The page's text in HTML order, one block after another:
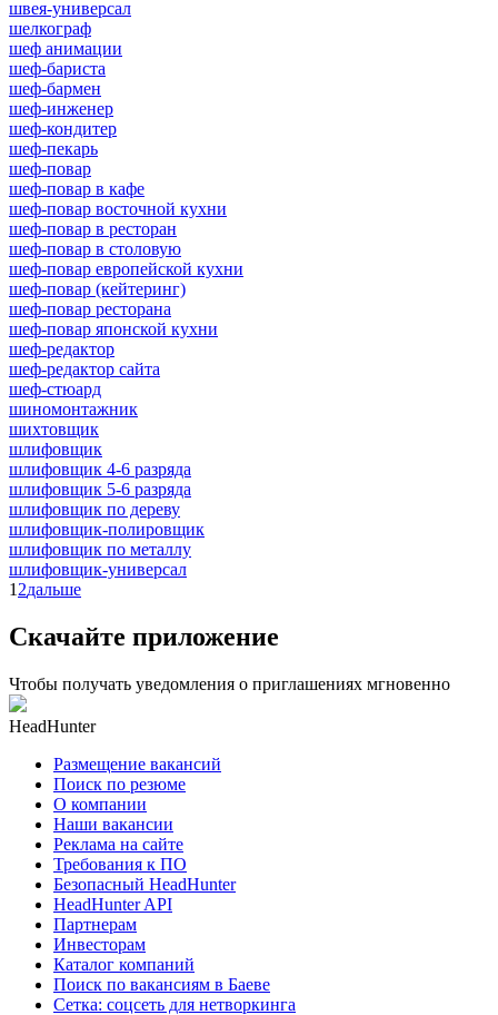
швея-универсал
шелкограф
шеф анимации
шеф-бариста
шеф-бармен
шеф-инженер
шеф-кондитер
шеф-пекарь
шеф-повар
шеф-повар в кафе
шеф-повар восточной кухни
шеф-повар в ресторан
шеф-повар в столовую
шеф-повар европейской кухни
шеф-повар (кейтеринг)
шеф-повар ресторана
шеф-повар японской кухни
шеф-редактор
шеф-редактор сайта
шеф-стюард
шиномонтажник
шихтовщик
шлифовщик
шлифовщик 4-6 разряда
шлифовщик 5-6 разряда
шлифовщик по дереву
шлифовщик-полировщик
шлифовщик по металлу
шлифовщик-универсал
1 2дальше
Скачайте приложение
Чтобы получать уведомления о приглашениях мгновенно
HeadHunter
Размещение вакансий
Поиск по резюме
О компании
Наши вакансии
Реклама на сайте
Требования к ПО
Безопасный HeadHunter
HeadHunter API
Партнерам
Инвесторам
Каталог компаний
Поиск по вакансиям в Баеве
Сетка: соцсеть для нетворкинга